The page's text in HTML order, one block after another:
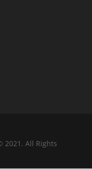
2021. All Rights